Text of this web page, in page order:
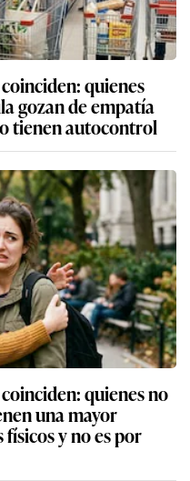
quienes
gozan de empatía
tienen autocontrol
quienes no
una mayor
y no es por